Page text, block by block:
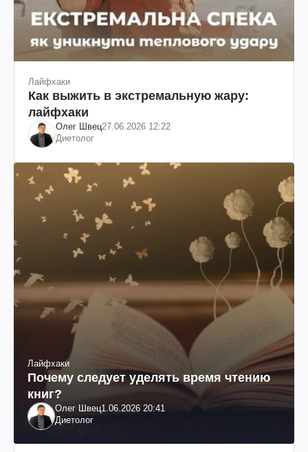
Лайфхаки
Как выжить в экстремальную жару:
лайфхаки
Олег Швец27.06.2026 12:22
Диетолог
Лайфхаки
Почему следует уделять время чтению
книг?
Олег Швец1.06.2026 20:41
Диетолог